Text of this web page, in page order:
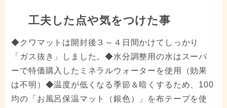
工夫した点や気をつけた事
◆クワマットは開封後３～４日間かけてしっかり
「ガス抜き」しました。◆水分調整用の水はスーパ
ーで特価購入したミネラルウォーターを使用（効果
は不明）◆温度が低くなる季節＆暗くするため、100
均の「お風呂保温マット（銀色）」を布テープを使